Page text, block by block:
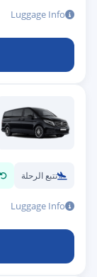
Luggage Info
تتبع الرحلة
Luggage Info